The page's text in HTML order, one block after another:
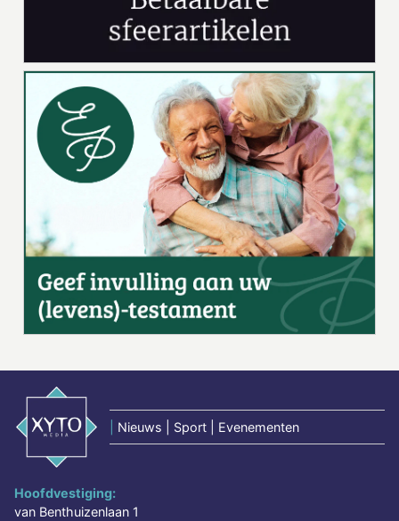
Nieuws | Sport | Evenementen
Hoofdvestiging:
van Benthuizenlaan 1